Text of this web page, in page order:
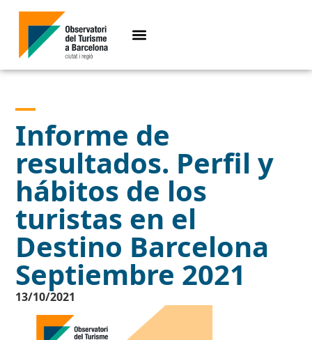
Informe de
resultados. Perfil y
hábitos de los
turistas en el
Destino Barcelona
Septiembre 2021
13/10/2021